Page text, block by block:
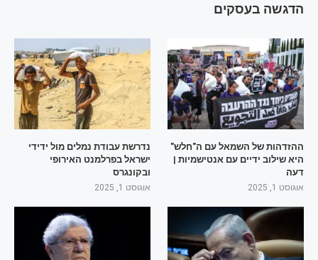
הדגשה בעסקים
ההזדהות של השמאל עם ה"חלש"
היא שילוב ידיים עם אנטישמיות |
דעה
אוגוסט 1, 2025
נדרשת עבודת נמלים מול ידידי
ישראל בפרלמנט האירופי
ובקונגרס
אוגוסט 1, 2025